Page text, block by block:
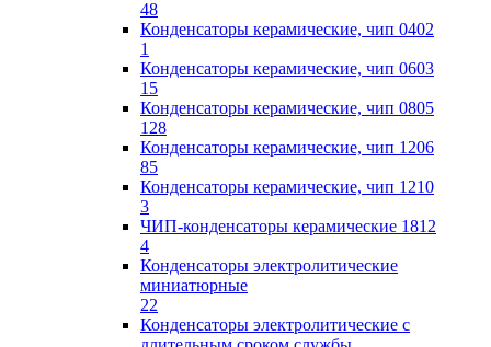
48
Конденсаторы керамические, чип 0402
1
Конденсаторы керамические, чип 0603
15
Конденсаторы керамические, чип 0805
128
Конденсаторы керамические, чип 1206
85
Конденсаторы керамические, чип 1210
3
ЧИП-конденсаторы керамические 1812
4
Конденсаторы электролитические
миниатюрные
22
Конденсаторы электролитические с